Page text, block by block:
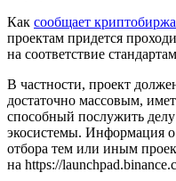
Как сообщает криптобиржа
проектам придется
на соответствие
В частности, проект
достаточно массовым,
способный послужить
экосистемы. Информация
отбора тем или иным
на https://